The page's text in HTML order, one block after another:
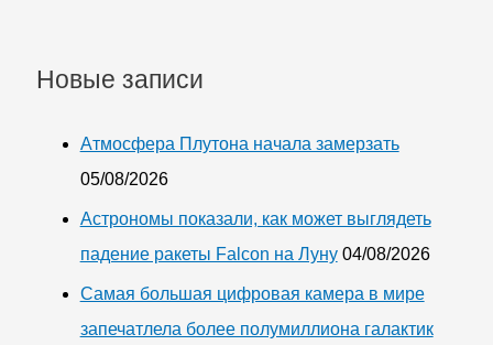
мире
Новые записи
Атмосфера Плутона начала замерзать
05/08/2026
Астрономы показали, как может выглядеть
падение ракеты Falcon на Луну 04/08/2026
Самая большая цифровая камера в мире
запечатлела более полумиллиона галактик